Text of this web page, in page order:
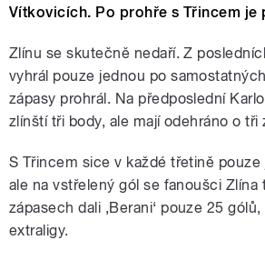
Vítkovicích. Po prohře s Třincem je
Zlínu se skutečně nedaří. Z
vyhrál pouze jednou po
zápasy prohrál. Na předposlední
zlínští tři body, ale mají odehráno o tři
S Třincem sice v každé třetině pouze
ale na vstřelený gól se fanoušci Zlína
zápasech dali ‚Berani‘ pouze 25
extraligy.